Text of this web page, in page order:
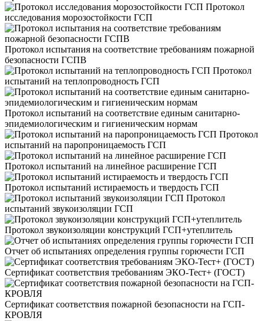
Протокол
исследования морозостойкости ГСП
Протокол испытания на соответствие требованиям пожарной
безопасности ГСПВ
Протокол
испытаний на теплопроводность ГСП
Протокол испытаний на соответствие единым санитарно-
эпидемиологическим и гигиеническим нормам
Протокол
испытаний на паропроницаемость ГСП
Протокол испытаний на линейное расширение ГСП
Протокол испытаний истираемость и твердость ГСП
Протокол
испытаний звукоизоляции ГСП
Протокол звукоизоляции конструкций ГСП+утеплитель
Отчет об испытаниях определения группы горючести ГСП
Сертификат соответствия требованиям ЭКО-Тест+ (ГОСТ)
Сертификат соответствия пожарной безопасности на ГСП-
КРОВЛЯ